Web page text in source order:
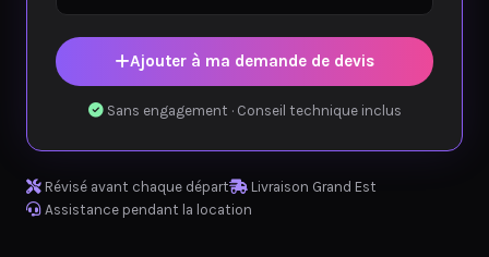
Ajouter à ma demande de devis
Sans engagement · Conseil technique inclus
Révisé avant chaque départ
Livraison Grand Est
Assistance pendant la location